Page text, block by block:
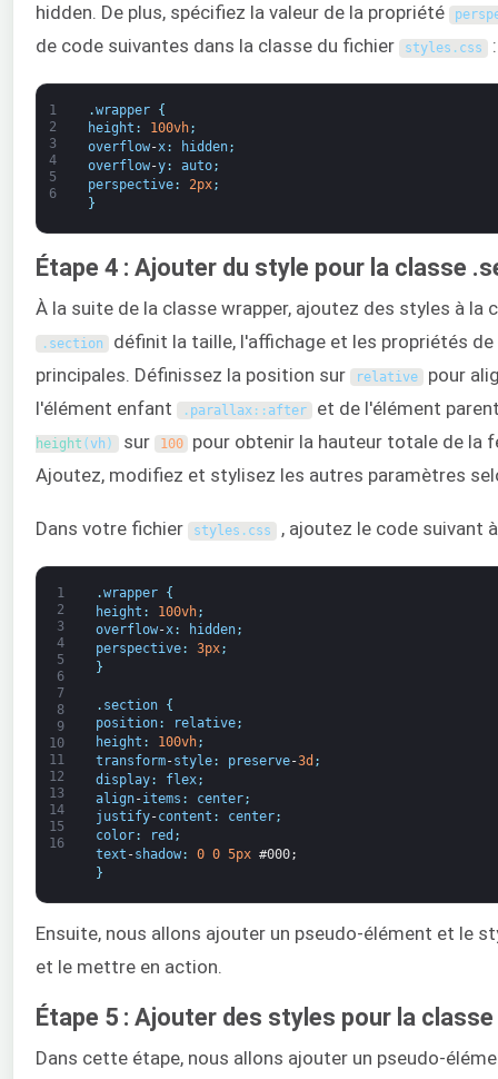
hidden. De plus, spécifiez la valeur de la propriété
de code suivantes dans la classe du fichier styles . css :
1
2
3
4
5
6
.wrapper
{
height : 100vh;
overflow-x: hidden;
overflow-y: auto;
perspective: 2px;
}
Étape 4 : Ajouter du style pour la classe
À la suite de la classe wrapper, ajoutez des styles à la
. section définit la taille, l'affichage et les propriétés
principales. Définissez la position sur
relative pour
l'élément enfant
. parallax: : after et de l'élément
height (vh ) sur 100
pour obtenir la hauteur totale de la
Ajoutez, modifiez et stylisez les autres paramètres
Dans votre fichier styles . css , ajoutez le code suivant
1
2
3
4
5
6
7
8
9
10
11
12
13
14
15
16
.wrapper
{
height : 100vh;
overflow-x: hidden;
perspective: 3px;
}
. section
{
position: relative;
height : 100vh;
transform-style: preserve-3d ;
display: flex;
align-items : center;
justify-content : center;
color: red ;
text -shadow: 0 0 5px #000;
}
Ensuite, nous allons ajouter un pseudo-élément et le
et le mettre en action.
Étape 5 : Ajouter des styles pour la
Dans cette étape, nous allons ajouter un pseudo-